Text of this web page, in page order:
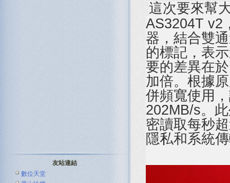
這次要來幫
AS3204T v2
器，結合雙
的標記，表
要的差異在
加倍。根據
併頻寬使用
202MB/s。
密讀取每秒
隱私和系統
友站連結
數位天堂